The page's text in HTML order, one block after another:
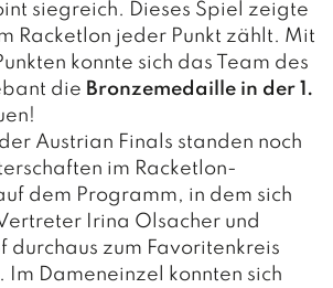
siegreich. Dieses Spiel zeigte
Racketlon jeder Punkt zählt. Mit
konnte sich das Team des
die Bronzemedaille in der 1.
Austrian Finals standen noch
im Racketlon-
dem Programm, in dem sich
Irina Olsacher und
durchaus zum Favoritenkreis
Im Dameneinzel konnten sich